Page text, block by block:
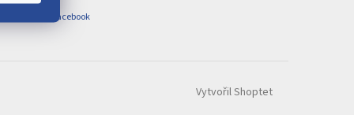
Facebook
Vytvořil Shoptet